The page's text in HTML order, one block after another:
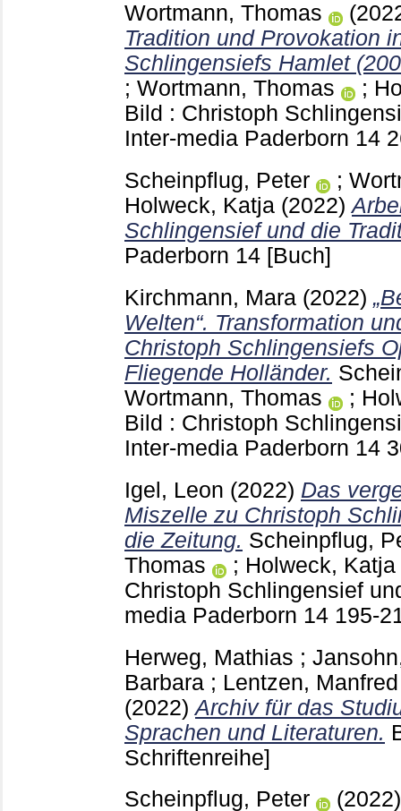
Wortmann, Thomas
Tradition und Provokation
Schlingensiefs Hamlet
; Wortmann, Thomas ;
Bild : Christoph
Inter-media Paderborn 14
Scheinpflug, Peter
;
Holweck, Katja (2022)
Schlingensief und die
Paderborn 14 [Buch]
Kirchmann, Mara (2022)
Welten“. Transformation
Christoph Schlingensiefs
Fliegende Holländer.
Wortmann, Thomas
;
Bild : Christoph
Inter-media Paderborn 14
Igel, Leon (2022) Das
Miszelle zu Christoph
die Zeitung. Scheinpflug,
Thomas
; Holweck, Katja
Christoph Schlingensief
media Paderborn 14 195-
Herweg, Mathias ;
Barbara ; Lentzen, Manfred
(2022)Archiv für das
Sprachen und Literaturen.
Schriftenreihe]
Scheinpflug, Peter